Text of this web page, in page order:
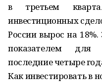
в третьем
инвестиционных
России вырос на
показателем для
последние четыре
Как инвестировать в